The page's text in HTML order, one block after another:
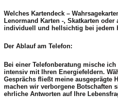
Welches Kartendeck –
Lenormand Karten -, Skatkarten
individuell und hellsichtig bei jedem
Der Ablauf am Telefon:
Bei einer Telefonberatung mische
intensiv mit Ihren Energiefeldern.
Gesprächs fließt meine ausgeprägte
machen wir verborgene Botschaften
ehrliche Antworten auf Ihre